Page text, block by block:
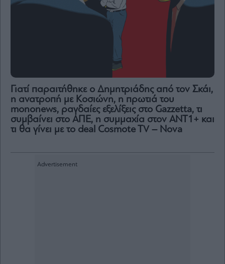
Γιατί παραιτήθηκε ο Δημητριάδης από τον Σκάι,
η ανατροπή με Κοσιώνη, η πρωτιά του
mononews, ραγδαίες εξελίξεις στο Gazzetta, τι
συμβαίνει στο ΑΠΕ, η συμμαχία στον ΑΝΤ1+ και
τι θα γίνει με το deal Cosmote TV – Nova